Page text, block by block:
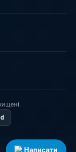
Написати